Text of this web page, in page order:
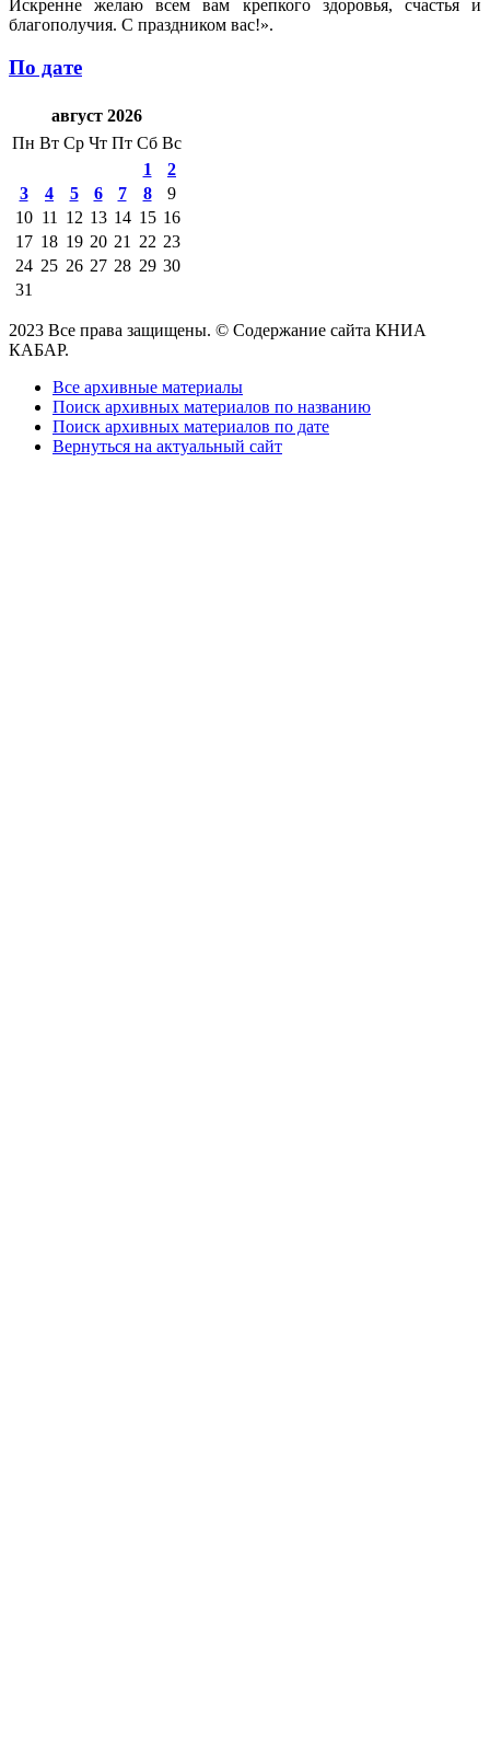
Искренне желаю всем вам крепкого здоровья, счастья и
благополучия. С праздником вас!».
По дате
август 2026
Пн Вт Ср Чт Пт Сб Вс
1
2
3
4 5 6 7 8
9
10 11 12 13 14 15 16
17 18 19 20 21 22 23
24 25 26 27 28 29 30
31
2023 Все права защищены. © Содержание сайта КНИА
КАБАР.
Все архивные материалы
Поиск архивных материалов по названию
Поиск архивных материалов по дате
Вернуться на актуальный сайт